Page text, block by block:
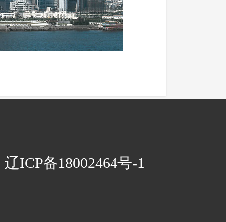
ICP备18002464号-1